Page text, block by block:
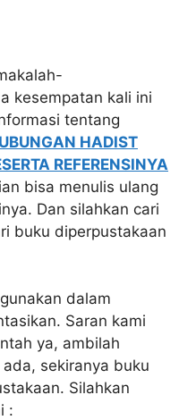
kesempatan kali ini
tentang
HADIST
REFERENSINYA
bisa menulis ulang
Dan silahkan cari
buku diperpustakaan
dalam
Saran kami
ya, ambilah
sekiranya buku
Silahkan
: